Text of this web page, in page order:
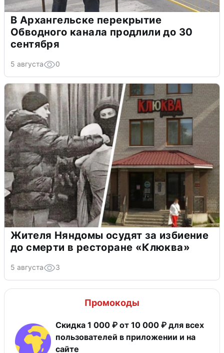
В Архангельске перекрытие
Обводного канала продлили до 30
сентября
5 августа 0
Жителя Няндомы осудят за избиение
до смерти в ресторане «Клюква»
5 августа 3
Промокоды
Скидка 1 000 ₽ от 10 000 ₽ для всех
пользователей в приложении и на
сайте